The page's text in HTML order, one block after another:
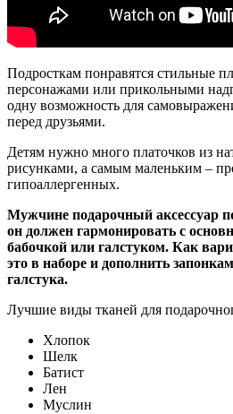
Подросткам понравятся стильные
персонажами или прикольными
одну возможность для
перед друзьями.
Детям нужно много платочков из
рисунками, а самым маленьким –
гипоаллергенных.
Мужчине подарочный аксессуар
он должен гармонировать с
бабочкой или галстуком. Как
это в наборе и дополнить
галстука.
Лучшие виды тканей для
Хлопок
Шелк
Батист
Лен
Муслин